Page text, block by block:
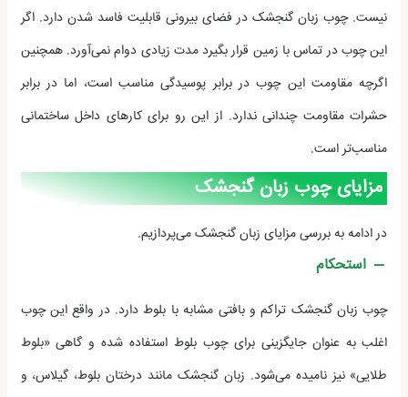
نیست. چوب زبان گنجشک در فضای بیرونی قابلیت فاسد شدن دارد. اگر
این چوب در تماس با زمین قرار بگیرد مدت زیادی دوام نمی‌آورد. همچنین
اگرچه مقاومت این چوب در برابر پوسیدگی مناسب است، اما در برابر
حشرات مقاومت چندانی ندارد. از این رو برای کارهای داخل ساختمانی
مناسب‌تر است.
مزایای چوب زبان گنجشک
در ادامه به بررسی مزایای زبان گنجشک می‌پردازیم.
استحکام
چوب زبان گنجشک تراکم و بافتی مشابه با بلوط دارد. در واقع این چوب
اغلب به عنوان جایگزینی برای چوب بلوط استفاده شده و گاهی «بلوط
طلایی» نیز نامیده می‌شود. زبان گنجشک مانند درختان بلوط، گیلاس، و